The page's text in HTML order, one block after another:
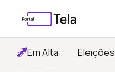
Em Alta Eleições